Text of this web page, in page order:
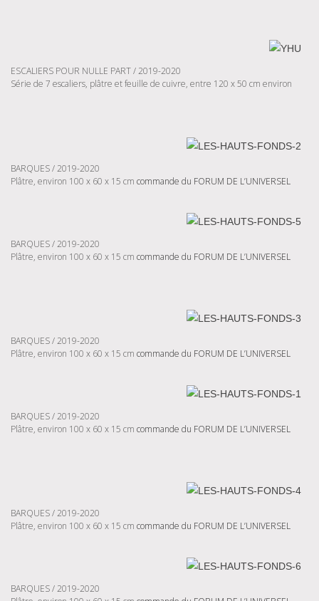
ESCALIERS POUR NULLE PART / 2019-2020
Série de 7 escaliers, plâtre et feuille de cuivre, entre 120 x 50 cm environ
BARQUES / 2019-2020
Plâtre, environ 100 x 60 x 15 cm commande du FORUM DE L’UNIVERSEL
BARQUES / 2019-2020
Plâtre, environ 100 x 60 x 15 cm commande du FORUM DE L’UNIVERSEL
BARQUES / 2019-2020
Plâtre, environ 100 x 60 x 15 cm commande du FORUM DE L’UNIVERSEL
BARQUES / 2019-2020
Plâtre, environ 100 x 60 x 15 cm commande du FORUM DE L’UNIVERSEL
BARQUES / 2019-2020
Plâtre, environ 100 x 60 x 15 cm commande du FORUM DE L’UNIVERSEL
BARQUES / 2019-2020